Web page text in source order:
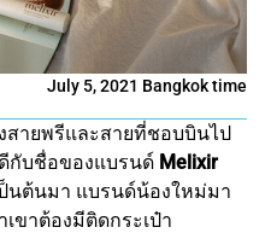
July 5, 2021 Bangkok time
สายพรีและสายที่ชอบบินไป
กับชื่อของแบรนด์ Melixir
ป็นต้นมา แบรนด์น้องใหม่มา
ขาต้องมีติดกระเป๋า